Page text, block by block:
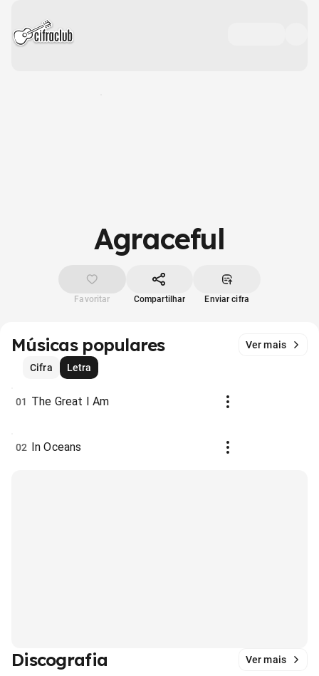
Agraceful
Favoritar Compartilhar Enviar cifra
Músicas populares
Ver mais
Cifra
Letra
01 The Great I Am
02 In Oceans
Discografia Ver mais